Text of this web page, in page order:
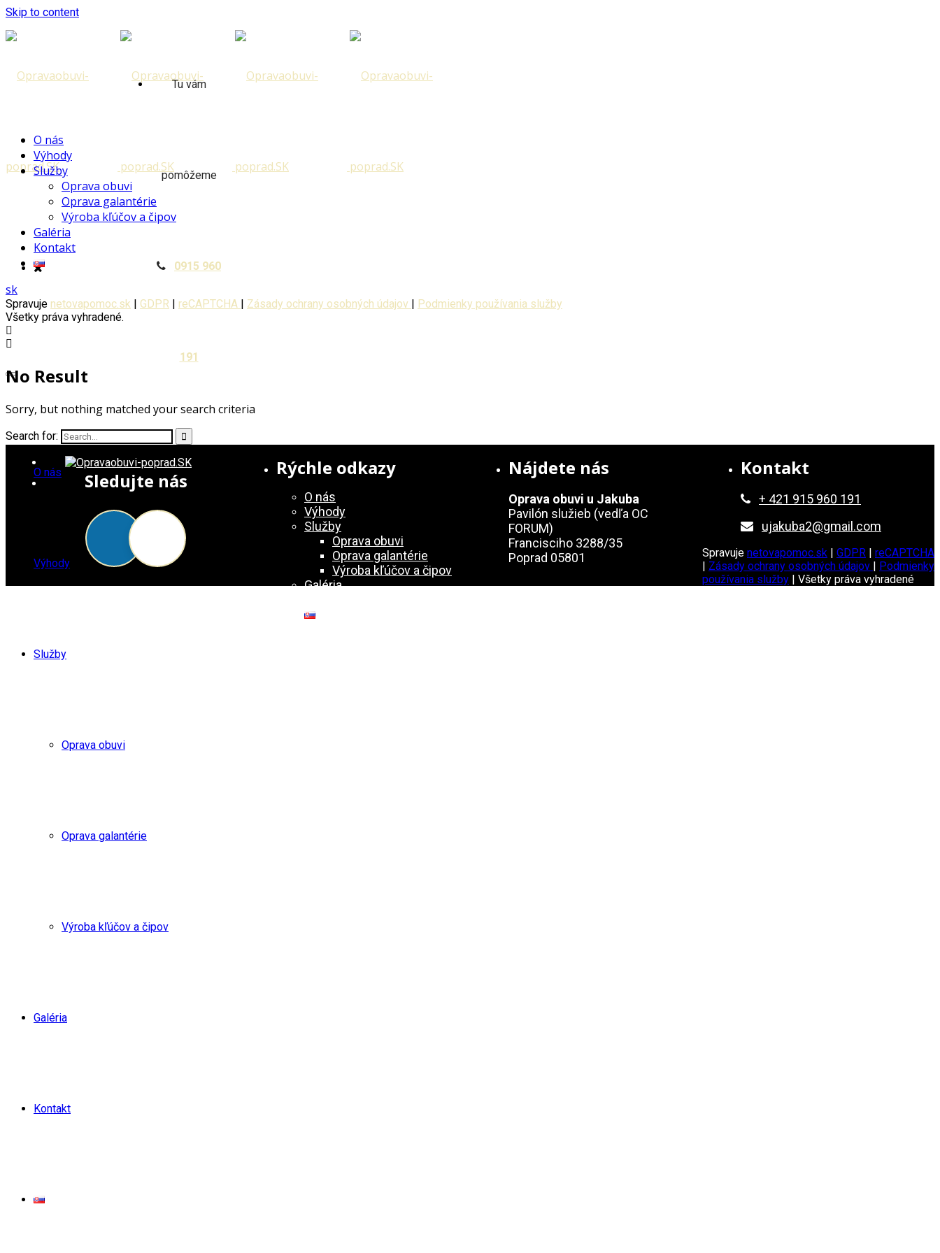
Skip to content
Tu vám
pomôžeme
0915 960
191
O nás
Výhody
Služby
Oprava obuvi
Oprava galantérie
Výroba kľúčov a čipov
Galéria
Kontakt
O nás
Výhody
Služby
Oprava obuvi
Oprava galantérie
Výroba kľúčov a čipov
Galéria
Kontakt
sk
Spravuje netovapomoc.sk | GDPR | reCAPTCHA | Zásady ochrany osobných údajov | Podmienky používania služby
Všetky práva vyhradené.
No Result
Sorry, but nothing matched your search criteria
Search for:
Sledujte nás
Rýchle odkazy
O nás
Výhody
Služby
Oprava obuvi
Oprava galantérie
Výroba kľúčov a čipov
Galéria
Nájdete nás
Oprava obuvi u Jakuba
Pavilón služieb (vedľa OC
FORUM)
Francisciho 3288/35
Poprad 05801
Kontakt
+ 421 915 960 191
ujakuba2@gmail.com
Spravuje netovapomoc.sk | GDPR | reCAPTCHA
| Zásady ochrany osobných údajov | Podmienky
používania služby | Všetky práva vyhradené